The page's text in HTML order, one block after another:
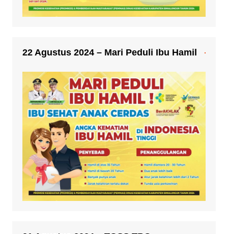
22 Agustus 2024 – Mari Peduli Ibu Hamil